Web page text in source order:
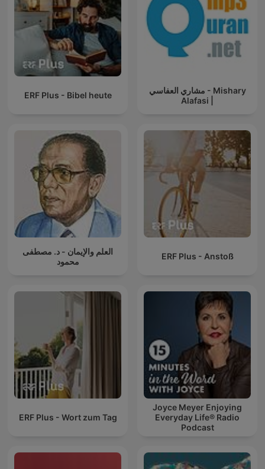
ERF Plus - Bibel heute
مشاري العفاسي - Mishary
Alafasi |
العلم والإيمان - د. مصطفى
محمود
ERF Plus - Anstoß
ERF Plus - Wort zum Tag
Joyce Meyer Enjoying
Everyday Life® Radio
Podcast